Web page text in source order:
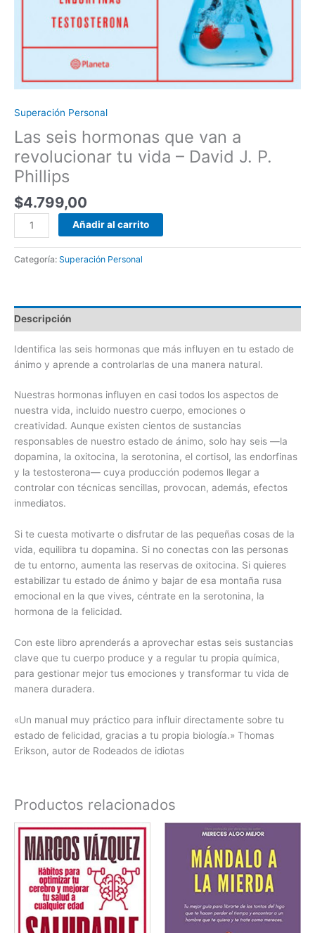
Superación Personal
Las seis hormonas que van a
revolucionar tu vida – David J. P.
Phillips
$4.799,00
Añadir al carrito
Categoría: Superación Personal
Descripción
Identifica las seis hormonas que más influyen en tu estado de
ánimo y aprende a controlarlas de una manera natural.
Nuestras hormonas influyen en casi todos los aspectos de
nuestra vida, incluido nuestro cuerpo, emociones o
creatividad. Aunque existen cientos de sustancias
responsables de nuestro estado de ánimo, solo hay seis ―la
dopamina, la oxitocina, la serotonina, el cortisol, las endorfinas
y la testosterona― cuya producción podemos llegar a
controlar con técnicas sencillas, provocan, además, efectos
inmediatos.
Si te cuesta motivarte o disfrutar de las pequeñas cosas de la
vida, equilibra tu dopamina. Si no conectas con las personas
de tu entorno, aumenta las reservas de oxitocina. Si quieres
estabilizar tu estado de ánimo y bajar de esa montaña rusa
emocional en la que vives, céntrate en la serotonina, la
hormona de la felicidad.
Con este libro aprenderás a aprovechar estas seis sustancias
clave que tu cuerpo produce y a regular tu propia química,
para gestionar mejor tus emociones y transformar tu vida de
manera duradera.
«Un manual muy práctico para influir directamente sobre tu
estado de felicidad, gracias a tu propia biología.» Thomas
Erikson, autor de Rodeados de idiotas
Productos relacionados